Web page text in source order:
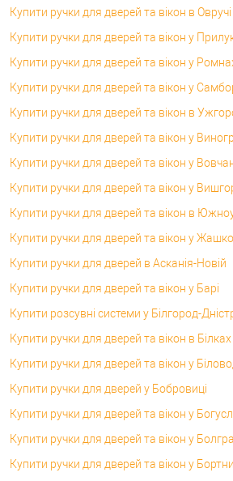
Купити ручки для дверей та вікон в Овручі
Купити ручки для дверей та вікон у
Купити ручки для дверей та вікон у
Купити ручки для дверей та вікон у
Купити ручки для дверей та вікон в
Купити ручки для дверей та вікон у
Купити ручки для дверей та вікон у
Купити ручки для дверей та вікон у
Купити ручки для дверей та вікон в
Купити ручки для дверей та вікон у
Купити ручки для дверей в Асканія-Новій
Купити ручки для дверей та вікон у Барі
Купити розсувні системи у Білгород-
Купити ручки для дверей та вікон в Білках
Купити ручки для дверей та вікон у
Купити ручки для дверей у Бобровиці
Купити ручки для дверей та вікон у
Купити ручки для дверей та вікон у
Купити ручки для дверей та вікон у